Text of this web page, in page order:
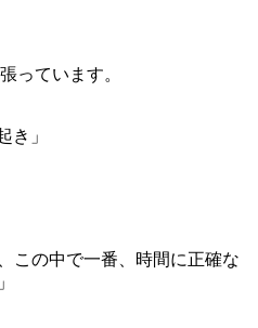
っています。
き」
この中で一番、時間に正確な